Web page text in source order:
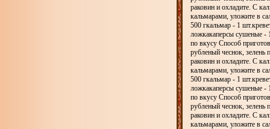
раковин и охладите. С
кальмарами, уложите в
500 гкальмар - 1
ложкакаперсы сушеные -
по вкусу Способ
рубленый чеснок, зелень
раковин и охладите. С
кальмарами, уложите в
500 гкальмар - 1
ложкакаперсы сушеные -
по вкусу Способ
рубленый чеснок, зелень
раковин и охладите. С
кальмарами, уложите в